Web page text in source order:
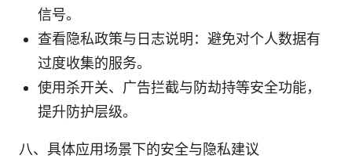
信号。
查看隐私政策与日志说明：避免对个人数据有
过度收集的服务。
使用杀开关、广告拦截与防劫持等安全功能，
提升防护层级。
八、具体应用场景下的安全与隐私建议